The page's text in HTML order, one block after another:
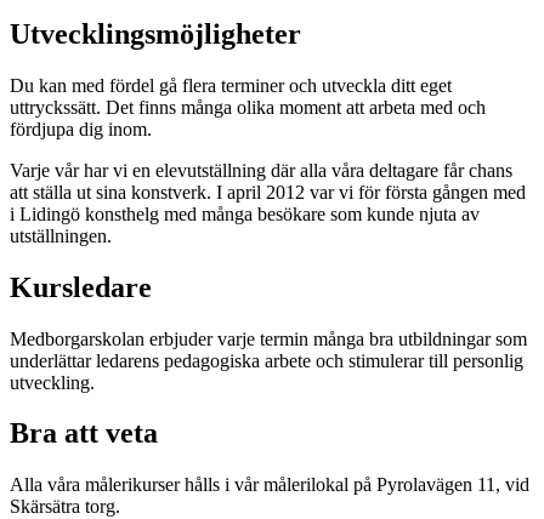
Utvecklingsmöjligheter
Du kan med fördel gå flera terminer och utveckla ditt eget
uttryckssätt. Det finns många olika moment att arbeta med och
fördjupa dig inom.
Varje vår har vi en elevutställning där alla våra deltagare får chans
att ställa ut sina konstverk. I april 2012 var vi för första gången med
i Lidingö konsthelg med många besökare som kunde njuta av
utställningen.
Kursledare
Medborgarskolan erbjuder varje termin många bra utbildningar som
underlättar ledarens pedagogiska arbete och stimulerar till personlig
utveckling.
Bra att veta
Alla våra målerikurser hålls i vår målerilokal på Pyrolavägen 11, vid
Skärsätra torg.